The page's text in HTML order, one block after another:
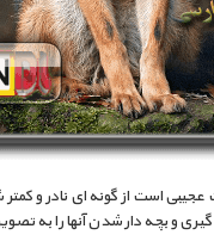
است از گونه ای نادر و کمتر
و بچه دار شدن آنها را به